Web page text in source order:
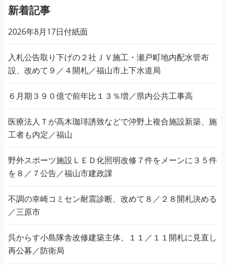
新着記事
2026年8月17日付紙面
入札公告取り下げの２社ＪＶ施工・瀬戸町地内配水管布
設、改めて９／４開札／福山市上下水道局
６月期３９０億で前年比１３％増／県内公共工事高
医療法人Ｔが高木珈琲誘致などで沖野上複合施設新築、施
工者も内定／福山
野外スポーツ施設ＬＥＤ化照明改修７件をメーンに３５件
を８／７公告／福山市建政課
不調の幸崎コミセン耐震診断、改めて８／２８開札決める
／三原市
呉からす小島隊舎改修建築主体、１１／１１開札に見直し
再公募／防衛局